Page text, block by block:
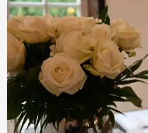
joerg jankoester